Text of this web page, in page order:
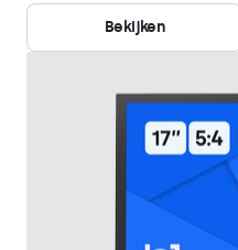
Bekijken